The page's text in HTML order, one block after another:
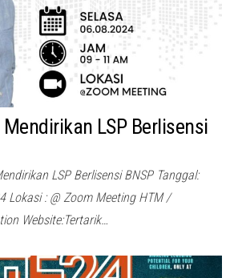
LSP Berlisensi
LSP Berlisensi BNSP Tanggal:
Lokasi : @ Zoom Meeting HTM /
Website:Tertarik…